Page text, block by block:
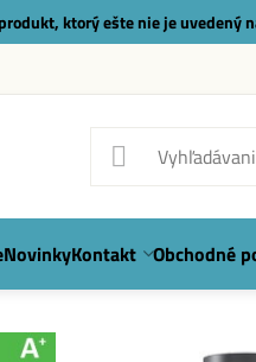
ktorý ešte nie je uvedený
NovinkyKontakt Obchodné